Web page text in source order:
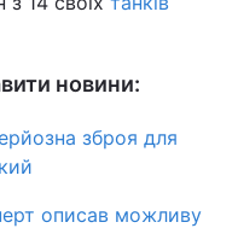
новини:
зброя для
описав можливу